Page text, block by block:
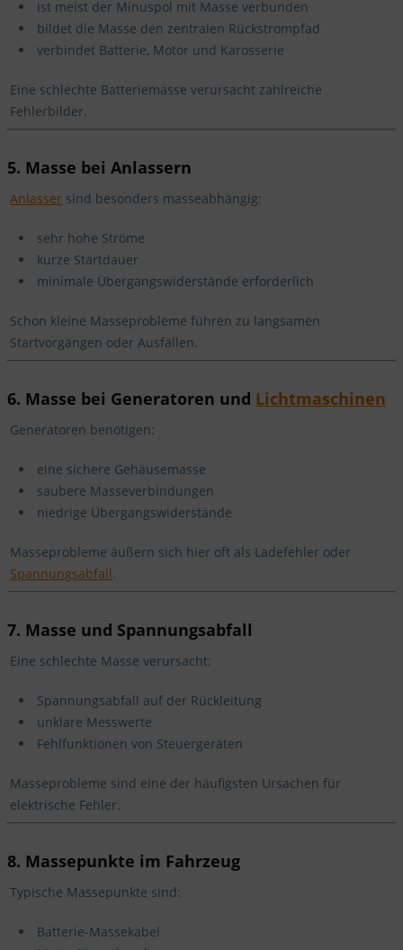
ist meist der Minuspol mit Masse verbunden
bildet die Masse den zentralen Rückstrompfad
verbindet Batterie, Motor und Karosserie
Eine schlechte Batteriemasse verursacht zahlreiche
Fehlerbilder.
5. Masse bei Anlassern
Anlasser sind besonders masseabhängig:
sehr hohe Ströme
kurze Startdauer
minimale Übergangswiderstände erforderlich
Schon kleine Masseprobleme führen zu langsamen
Startvorgängen oder Ausfällen.
6. Masse bei Generatoren und Lichtmaschinen
Generatoren benötigen:
eine sichere Gehäusemasse
saubere Masseverbindungen
niedrige Übergangswiderstände
Masseprobleme äußern sich hier oft als Ladefehler oder
Spannungsabfall.
7. Masse und Spannungsabfall
Eine schlechte Masse verursacht:
Spannungsabfall auf der Rückleitung
unklare Messwerte
Fehlfunktionen von Steuergeräten
Masseprobleme sind eine der häufigsten Ursachen für
elektrische Fehler.
8. Massepunkte im Fahrzeug
Typische Massepunkte sind:
Batterie-Massekabel